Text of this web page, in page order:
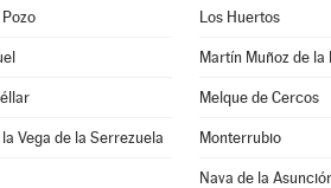
Los Huertos
Martín Muñoz de la
Melque de Cercos
Vega de la Serrezuela Monterrubio
Nava de la